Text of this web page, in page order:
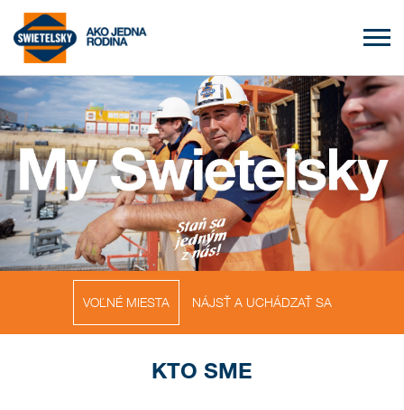
VOĽNÉ MIESTA NÁJSŤ A UCHÁDZAŤ SA
KTO SME